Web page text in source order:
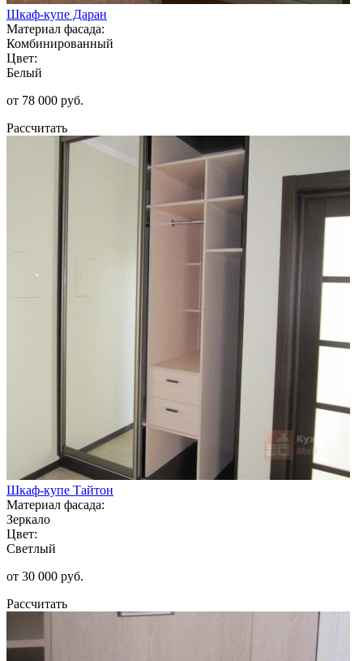
Шкаф-купе Даран
Материал фасада:
Комбинированный
Цвет:
Белый
от 78 000 руб.
Рассчитать
Шкаф-купе Тайтон
Материал фасада:
Зеркало
Цвет:
Светлый
от 30 000 руб.
Рассчитать